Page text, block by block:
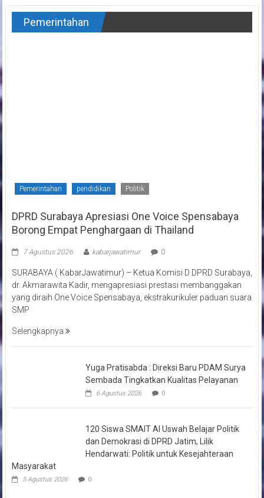
Pemerintahan
Pemerintahan pendidikan Politik
DPRD Surabaya Apresiasi One Voice Spensabaya
Borong Empat Penghargaan di Thailand
7 Agustus 2026 kabarjawatimur 0
SURABAYA ( KabarJawatimur) – Ketua Komisi D DPRD Surabaya,
dr. Akmarawita Kadir, mengapresiasi prestasi membanggakan
yang diraih One Voice Spensabaya, ekstrakurikuler paduan suara
SMP
Selengkapnya
Yuga Pratisabda : Direksi Baru PDAM Surya
Sembada Tingkatkan Kualitas Pelayanan
6 Agustus 2026 0
120 Siswa SMAIT Al Uswah Belajar Politik
dan Demokrasi di DPRD Jatim, Lilik
Hendarwati: Politik untuk Kesejahteraan
Masyarakat
5 Agustus 2026 0